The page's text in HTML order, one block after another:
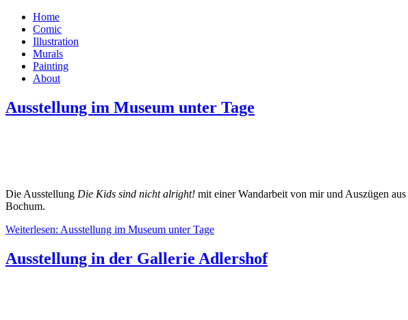
Home
Comic
Illustration
Murals
Painting
About
Ausstellung im Museum unter Tage
Die Ausstellung Die Kids sind nicht alright! mit einer Wandarbeit von mir und Auszügen
Bochum.
Weiterlesen: Ausstellung im Museum unter Tage
Ausstellung in der Gallerie Adlershof